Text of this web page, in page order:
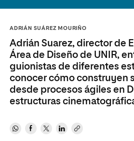
ADRIÁN SUÁREZ MOURIÑO
Adrián Suarez, director de
Área de Diseño de UNIR,
guionistas de diferentes
conocer cómo construyen
desde procesos ágiles en
estructuras